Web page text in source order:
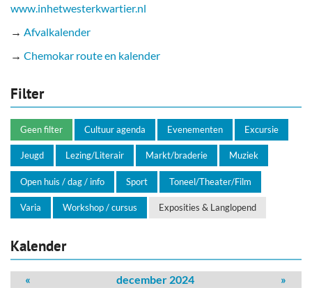
www.inhetwesterkwartier.nl
→ Afvalkalender
→ Chemokar route en kalender
Filter
Geen filter Cultuur agenda Evenementen Excursie
Jeugd Lezing/Literair Markt/braderie Muziek
Open huis / dag / info Sport Toneel/Theater/Film
Varia Workshop / cursus Exposities & Langlopend
Kalender
« december 2024
»